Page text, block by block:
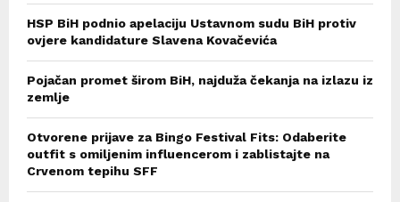
HSP BiH podnio apelaciju Ustavnom sudu BiH protiv
ovjere kandidature Slavena Kovačevića
Pojačan promet širom BiH, najduža čekanja na izlazu iz
zemlje
Otvorene prijave za Bingo Festival Fits: Odaberite
outfit s omiljenim influencerom i zablistajte na
Crvenom tepihu SFF